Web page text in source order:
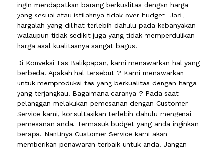
ingin mendapatkan barang berkualitas dengan harga
yang sesuai atau istilahnya tidak over budget. Jadi,
hargalah yang dilihat terlebih dahulu pada kebanyakan
walaupun tidak sedikit juga yang tidak memperdulikan
harga asal kualitasnya sangat bagus.
Di Konveksi Tas Balikpapan, kami menawarkan hal yang
berbeda. Apakah hal tersebut ? Kami menawarkan
untuk memproduksi tas yang berkualitas dengan harga
yang terjangkau. Bagaimana caranya ? Pada saat
pelanggan melakukan pemesanan dengan Customer
Service kami, konsultasikan terlebih dahulu mengenai
pemesanan anda. Termasuk budget yang anda inginkan
berapa. Nantinya Customer Service kami akan
memberikan penawaran terbaik untuk anda. Jangan